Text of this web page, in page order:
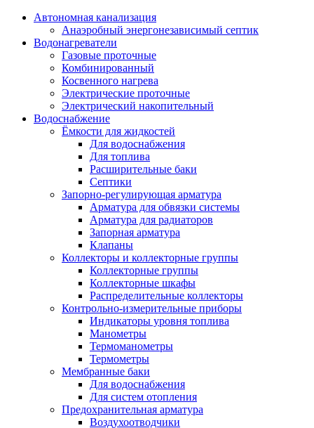
Автономная канализация
Анаэробный энергонезависимый септик
Водонагреватели
Газовые проточные
Комбинированный
Косвенного нагрева
Электрические проточные
Электрический накопительный
Водоснабжение
Ёмкости для жидкостей
Для водоснабжения
Для топлива
Расширительные баки
Септики
Запорно-регулирующая арматура
Арматура для обвязки системы
Арматура для радиаторов
Запорная арматура
Клапаны
Коллекторы и коллекторные группы
Коллекторные группы
Коллекторные шкафы
Распределительные коллекторы
Контрольно-измерительные приборы
Индикаторы уровня топлива
Манометры
Термоманометры
Термометры
Мембранные баки
Для водоснабжения
Для систем отопления
Предохранительная арматура
Воздухоотводчики